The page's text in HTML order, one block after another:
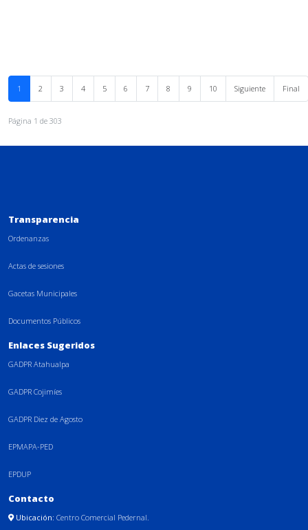
1 2 3 4 5 6 7 8 9 10 Siguiente Final
Página 1 de 303
Transparencia
Ordenanzas
Actas de sesiones
Gacetas Municipales
Documentos Públicos
Enlaces Sugeridos
GADPR Atahualpa
GADPR Cojimíes
GADPR Diez de Agosto
EPMAPA-PED
EPDUP
Contacto
Ubicación: Centro Comercial Pedernal.